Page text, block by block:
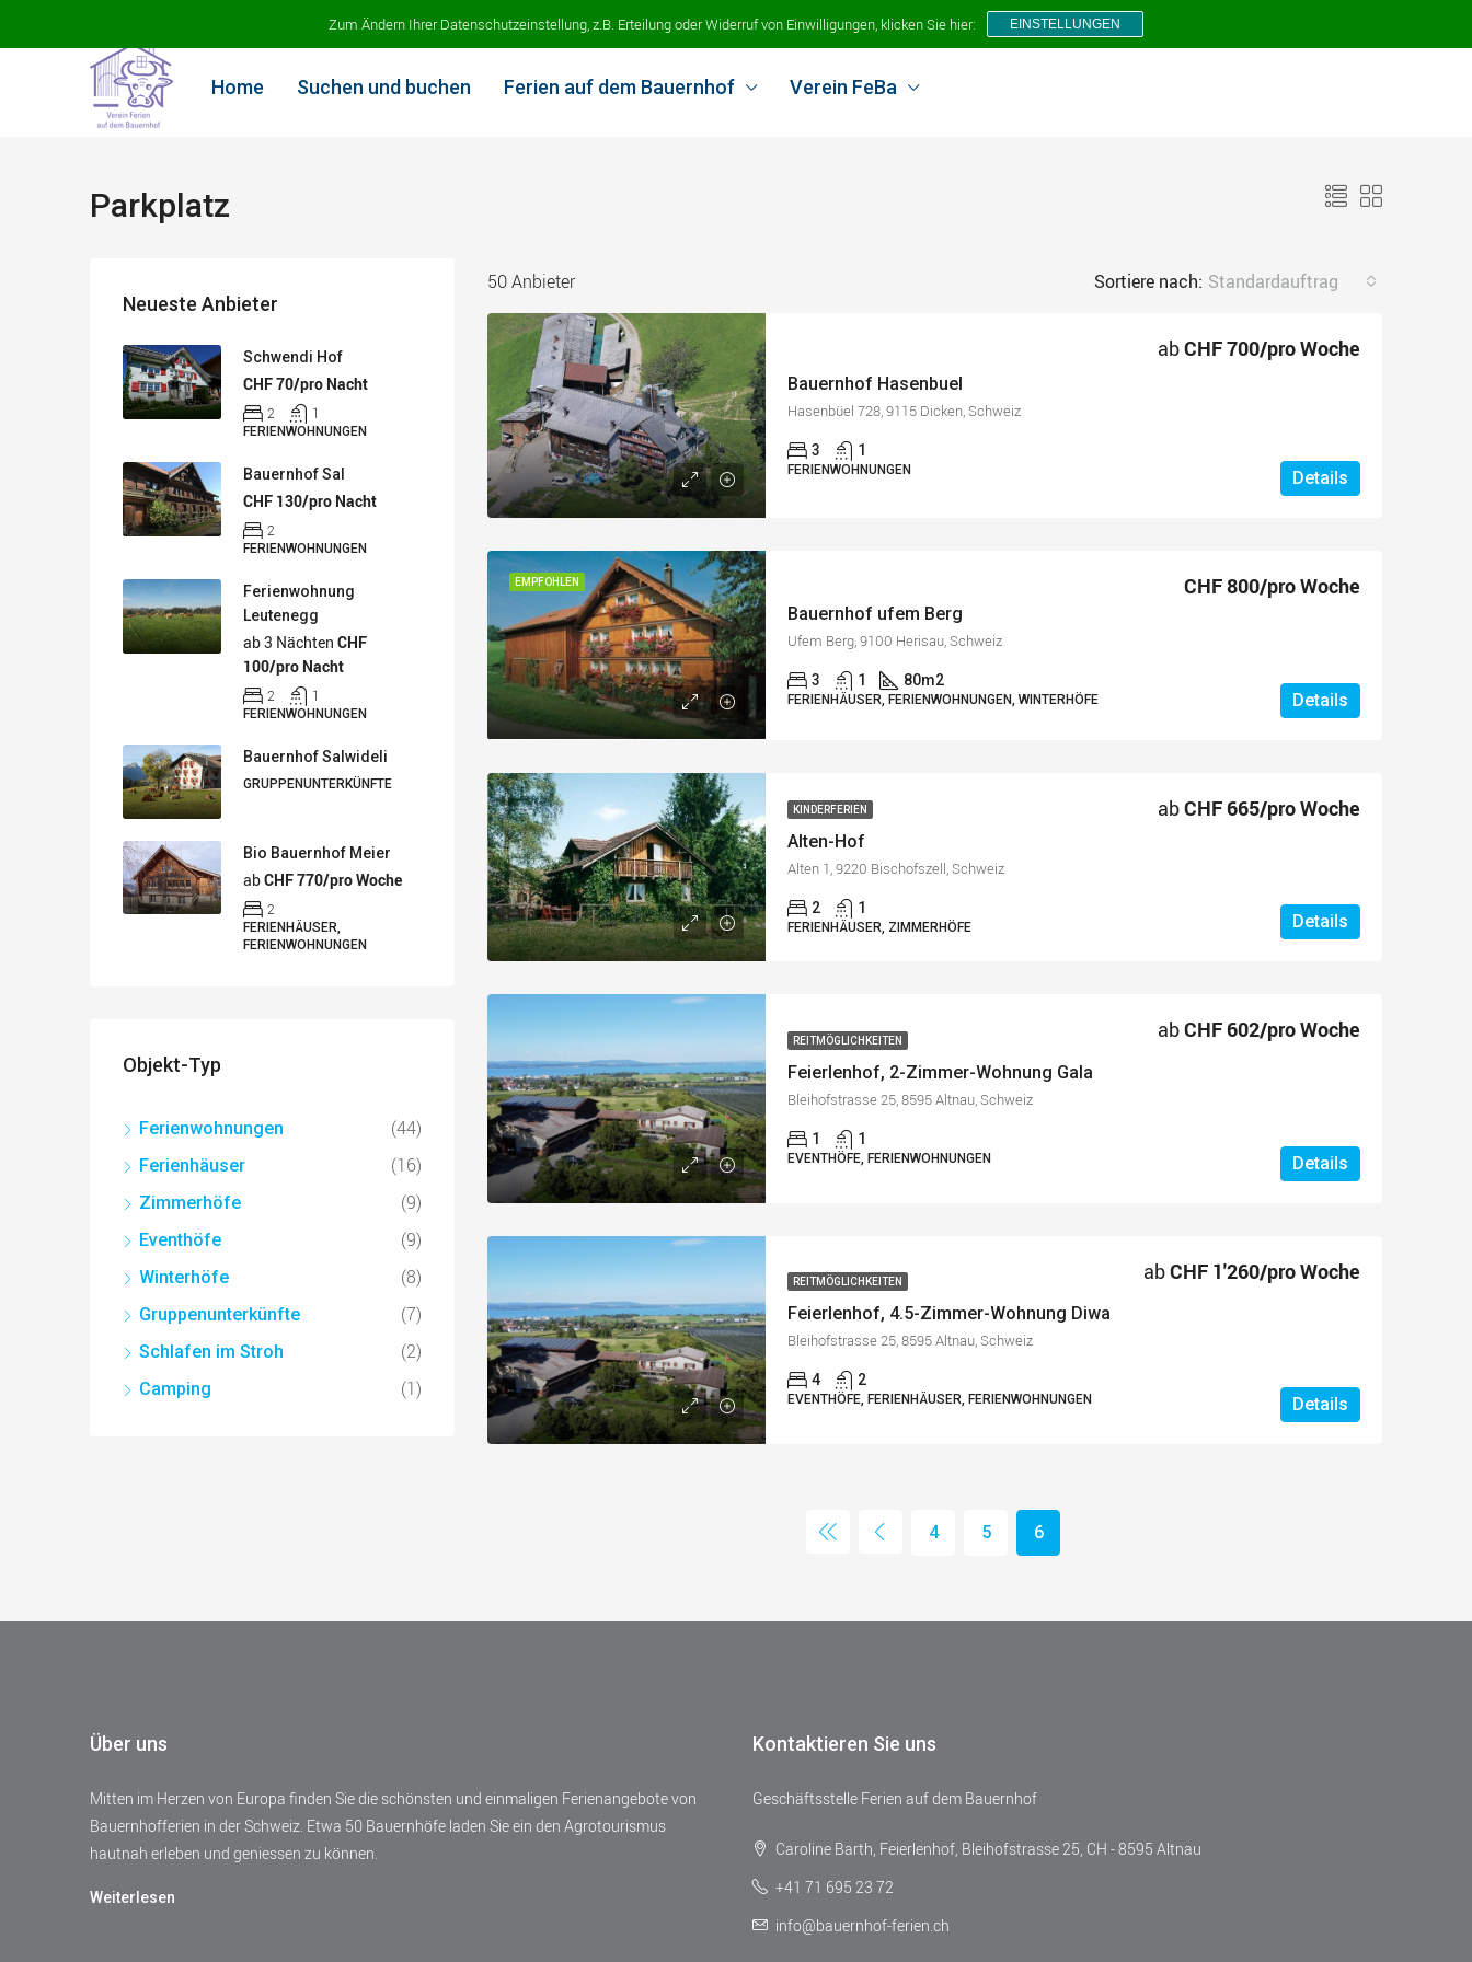
Home Suchen und buchen Ferien auf dem Bauernhof Verein FeBa
Parkplatz
50 Anbieter Sortiere nach: Standardauftrag
Bauernhof Hasenbuel
abCHF 700/pro Woche
Hasenbüel 728, 9115 Dicken, Schweiz
3 1
FERIENWOHNUNGEN Details
EMPFOHLEN
Bauernhof ufem Berg
CHF 800/pro Woche
Ufem Berg, 9100 Herisau, Schweiz
3 1 80m2
FERIENHÄUSER, FERIENWOHNUNGEN, WINTERHÖFE Details
KINDERFERIEN
Alten-Hof
abCHF 665/pro Woche
Alten 1, 9220 Bischofszell, Schweiz
2 1
FERIENHÄUSER, ZIMMERHÖFE Details
REITMÖGLICHKEITEN
Feierlenhof, 2-Zimmer-Wohnung Gala
abCHF 602/pro Woche
Bleihofstrasse 25, 8595 Altnau, Schweiz
1 1
EVENTHÖFE, FERIENWOHNUNGEN Details
REITMÖGLICHKEITEN
Feierlenhof, 4.5-Zimmer-Wohnung Diwa
abCHF 1'260/pro Woche
Bleihofstrasse 25, 8595 Altnau, Schweiz
4 2
EVENTHÖFE, FERIENHÄUSER, FERIENWOHNUNGEN Details
4 5 6
Neueste Anbieter
Schwendi Hof
CHF 70/pro Nacht
2 1
FERIENWOHNUNGEN
Bauernhof Sal
CHF 130/pro Nacht
2
FERIENWOHNUNGEN
Ferienwohnung
Leutenegg
ab 3 Nächten CHF
100/pro Nacht
2 1
FERIENWOHNUNGEN
Bauernhof Salwideli
GRUPPENUNTERKÜNFTE
Bio Bauernhof Meier
abCHF 770/pro Woche
2
FERIENHÄUSER,
FERIENWOHNUNGEN
Objekt-Typ
Ferienwohnungen (44)
Ferienhäuser (16)
Zimmerhöfe (9)
Eventhöfe (9)
Winterhöfe (8)
Gruppenunterkünfte (7)
Schlafen im Stroh (2)
Camping (1)
Über uns
Mitten im Herzen von Europa finden Sie die schönsten und einmaligen Ferienangebote von
Bauernhofferien in der Schweiz. Etwa 50 Bauernhöfe laden Sie ein den Agrotourismus
hautnah erleben und geniessen zu können.
Weiterlesen
Kontaktieren Sie uns
Geschäftsstelle Ferien auf dem Bauernhof
Caroline Barth, Feierlenhof, Bleihofstrasse 25, CH - 8595 Altnau
+41 71 695 23 72
info@bauernhof-ferien.ch
Zum Ändern Ihrer Datenschutzeinstellung, z.B. Erteilung oder Widerruf von Einwilligungen, klicken Sie hier: EINSTELLUNGEN